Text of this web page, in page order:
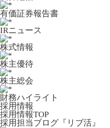
有価証券報告書
IRニュース
株式情報
株主優待
株主総会
財務ハイライト
採用情報
採用情報TOP
採用担当ブログ『リブ活』